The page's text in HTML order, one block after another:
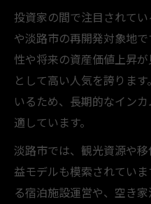
投資家の間で注目されて
や淡路市の再開発対象地
性や将来の資産価値上昇
として高い人気を誇りま
いるため、長期的なイン
適しています。
淡路市では、観光資源や
益モデルも模索されてい
る宿泊施設運営や、空き